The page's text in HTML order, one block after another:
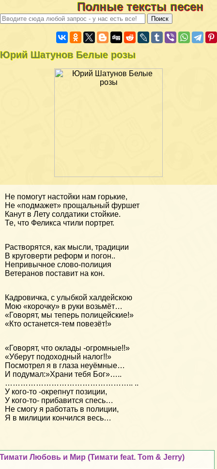
Полные тексты песен
Юрий Шатунов Белые розы
Не помогут настойки нам горькие,
Не «подмажет» прощальный фуршет
Канут в Лету солдатики стойкие.
Те, что Феликса чтили портрет.
Растворятся, как мысли, традиции
В круговерти реформ и погон..
Непривычное слово-полиция
Ветеранов поставит на кон.
Кадровичка, с улыбкой халдейскою
Мою «корочку» в руки возьмёт…
«Говорят, мы теперь полицейские!»
«Кто останется-тем повезёт!»
«Говорят, что оклады -огромные!!»
«Уберут подоходный налог!!»
Посмотрел я в глаза неуёмные…
И подумал:»Храни тебя Бог»…..
………………………………………….. ..
У кого-то -окрепнут позиции,
У кого-то- прибавится спесь…
Не смогу я работать в полиции,
Я в милиции кончился весь…
Тимати Любовь и Мир (Тимати feat. Tom & Jerry)